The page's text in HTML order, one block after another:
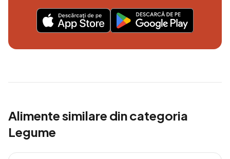
Alimente similare din categoria
Legume